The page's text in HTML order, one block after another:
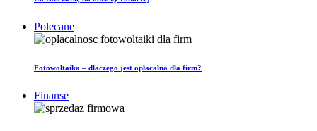
Polecane
Fotowoltaika – dlaczego jest opłacalna dla firm?
Finanse